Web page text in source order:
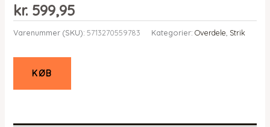
kr.599,95
Varenummer (SKU): 5713270559783 Kategorier: Overdele Strik
KØB